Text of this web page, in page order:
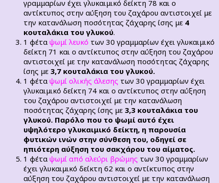
γραμμαρίων έχει γλυκαιμικό δείκτη 78 και ο
αντίκτυπος στην αύξηση του ζαχάρου αντιστοιχεί με
την κατανάλωση ποσότητας ζάχαρης ίσης με 4
κουταλάκια του γλυκού.
1 φέτα ψωμί λευκό των 30 γραμμαρίων έχει γλυκαιμικό
δείκτη 71 και ο αντίκτυπος στην αύξηση του ζαχάρου
αντιστοιχεί με την κατανάλωση ποσότητας ζάχαρης
ίσης με 3,7 κουταλάκια του γλυκού.
1 φέτα ψωμί ολικής άλεσης των 30 γραμμαρίων έχει
γλυκαιμικό δείκτη 74 και ο αντίκτυπος στην αύξηση
του ζαχάρου αντιστοιχεί με την κατανάλωση
ποσότητας ζάχαρης ίσης με 3,3 κουταλάκια του
γλυκού. Παρόλο που το ψωμί αυτό έχει
υψηλότερο γλυκαιμικό δείκτη, η παρουσία
φυτικών ινών στην σύνθεση του, οδηγεί σε
ηπιότερη αύξηση του σακχάρου του αίματος.
1 φέτα ψωμί από αλεύρι βρώμης των 30 γραμμαρίων
έχει γλυκαιμικό δείκτη 62 και ο αντίκτυπος στην
αύξηση του ζαχάρου αντιστοιχεί με την κατανάλωση